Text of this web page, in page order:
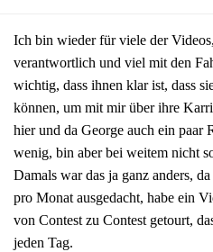
Ich bin wieder für viele der
verantwortlich und viel mit den
wichtig, dass ihnen klar ist, dass
können, um mit mir über ihre
hier und da George auch ein paar
wenig, bin aber bei weitem nicht
Damals war das ja ganz anders,
pro Monat ausgedacht, habe ein
von Contest zu Contest getourt,
jeden Tag.